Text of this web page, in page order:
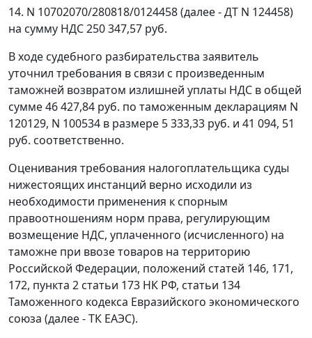
14. N 10702070/280818/0124458 (далее - ДТ N 124458)
на сумму НДС 250 347,57 руб.
В ходе судебного разбирательства заявитель
уточнил требования в связи с произведенным
таможней возвратом излишней уплаты НДС в общей
сумме 46 427,84 руб. по таможенным декларациям N
120129, N 100534 в размере 5 333,33 руб. и 41 094, 51
руб. соответственно.
Оценивания требования налогоплательщика суды
нижестоящих инстанций верно исходили из
необходимости применения к спорным
правоотношениям норм права, регулирующим
возмещение НДС, уплаченного (исчисленного) на
таможне при ввозе товаров на территорию
Российской Федерации, положений статей 146, 171,
172, пункта 2 статьи 173 НК РФ, статьи 134
Таможенного кодекса Евразийского экономического
союза (далее - ТК ЕАЭС).